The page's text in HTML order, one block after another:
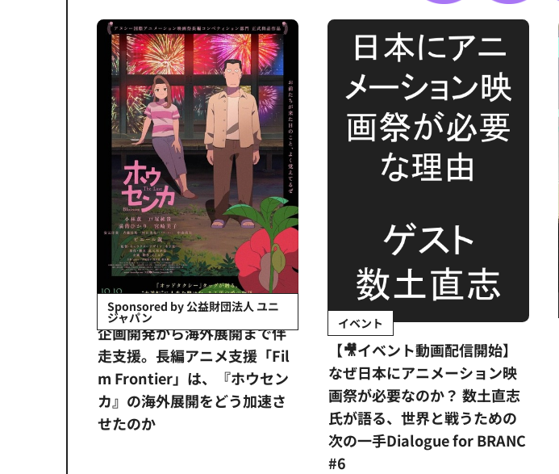
Sponsored by 公益財団法人 ユニ
ジャパン
企画開発から海外展開まで伴
走支援。長編アニメ支援「Fil
m Frontier」は、『ホウセン
カ』の海外展開をどう加速さ
せたのか
イベント
【🎥イベント動画配信開始】
なぜ日本にアニメーション映
画祭が必要なのか？ 数土直志
氏が語る、世界と戦うための
次の一手Dialogue for BRANC
#6